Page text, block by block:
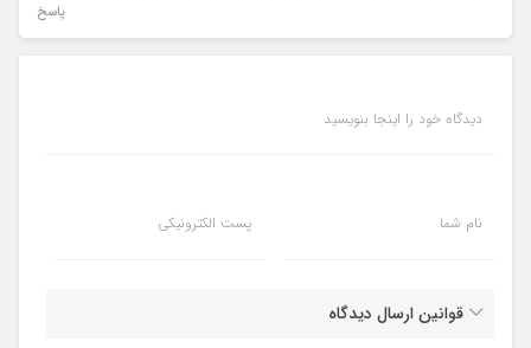
پاسخ
دیدگاه خود را اینجا بنویسید
نام شما پست الکترونیکی
قوانین ارسال دیدگاه